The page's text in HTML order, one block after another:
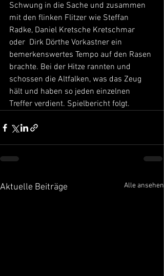
Schwung in die Sache und zusammen
mit den flinken Flitzer wie Steffan
Radke, Daniel Kretsche Kretschmar
oder  Dirk Dörthe Vorkastner ein
bemerkenswertes Tempo auf den Rasen
brachte. Bei der Hitze rannten und
schossen die Altfalken, was das Zeug
hält und haben so jeden einzelnen
Treffer verdient. Spielbericht folgt.
Aktuelle Beiträge Alle ansehen